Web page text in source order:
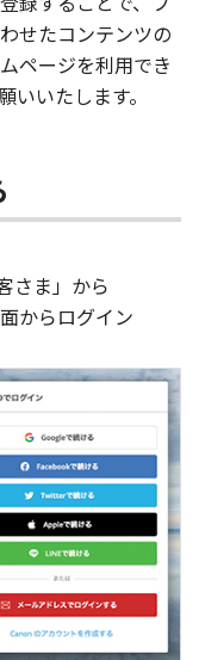
せたコンテンツの
ページを利用でき
いいたします。
さま」から
からログイン